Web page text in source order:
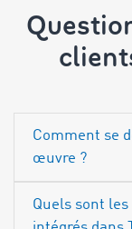
Comment se
œuvre ?
Quels sont les